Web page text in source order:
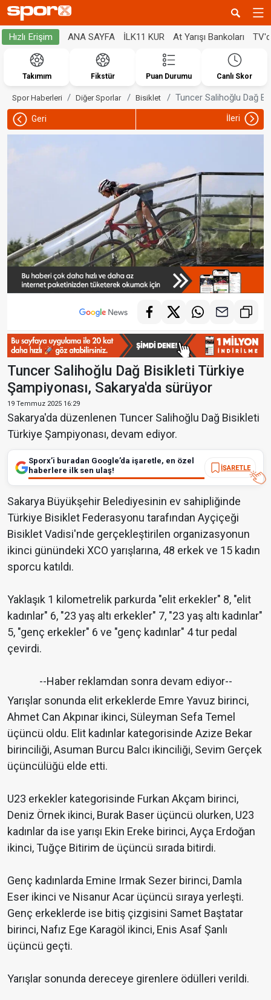
Hızlı Erişim ANA SAYFA İLK11 KUR At Yarışı Bankoları
Takımım Fikstür Puan Durumu Canlı Skor
Spor Haberleri Diğer Sporlar Bisiklet Tuncer Salihoğlu Dağ
Geri İleri
Tuncer Salihoğlu Dağ Bisikleti Türkiye
Şampiyonası, Sakarya'da sürüyor
19 Temmuz 2025 16:29
Sakarya'da düzenlenen Tuncer Salihoğlu Dağ Bisikleti
Türkiye Şampiyonası, devam ediyor.
Sporx’i buradan Google’da işaretle, en özel
haberlere ilk sen ulaş!
İŞARETLE
Sakarya Büyükşehir Belediyesinin ev sahipliğinde
Türkiye Bisiklet Federasyonu tarafından Ayçiçeği
Bisiklet Vadisi'nde gerçekleştirilen organizasyonun
ikinci günündeki XCO yarışlarına, 48 erkek ve 15 kadın
sporcu katıldı.
Yaklaşık 1 kilometrelik parkurda "elit erkekler" 8, "elit
kadınlar" 6, "23 yaş altı erkekler" 7, "23 yaş altı kadınlar"
5, "genç erkekler" 6 ve "genç kadınlar" 4 tur pedal
çevirdi.
--Haber reklamdan sonra devam ediyor--
Yarışlar sonunda elit erkeklerde Emre Yavuz birinci,
Ahmet Can Akpınar ikinci, Süleyman Sefa Temel
üçüncü oldu. Elit kadınlar kategorisinde Azize Bekar
birinciliği, Asuman Burcu Balcı ikinciliği, Sevim Gerçek
üçüncülüğü elde etti.
U23 erkekler kategorisinde Furkan Akçam birinci,
Deniz Örnek ikinci, Burak Baser üçüncü olurken, U23
kadınlar da ise yarışı Ekin Ereke birinci, Ayça Erdoğan
ikinci, Tuğçe Bitirim de üçüncü sırada bitirdi.
Genç kadınlarda Emine Irmak Sezer birinci, Damla
Eser ikinci ve Nisanur Acar üçüncü sıraya yerleşti.
Genç erkeklerde ise bitiş çizgisini Samet Baştatar
birinci, Nafız Ege Karagöl ikinci, Enis Asaf Şanlı
üçüncü geçti.
Yarışlar sonunda dereceye girenlere ödülleri verildi.